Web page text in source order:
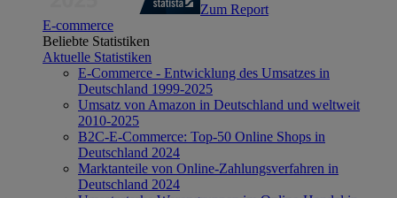
Zum Report
E-commerce
Beliebte Statistiken
Aktuelle Statistiken
E-Commerce - Entwicklung des Umsatzes in
Deutschland 1999-2025
Umsatz von Amazon in Deutschland und weltweit
2010-2025
B2C-E-Commerce: Top-50 Online Shops in
Deutschland 2024
Marktanteile von Online-Zahlungsverfahren in
Deutschland 2024